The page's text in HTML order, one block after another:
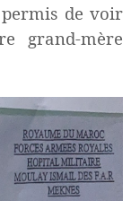
de voir
grand-mère